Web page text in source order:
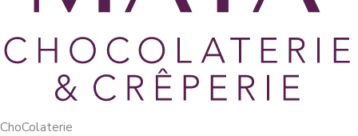
ChoColaterie